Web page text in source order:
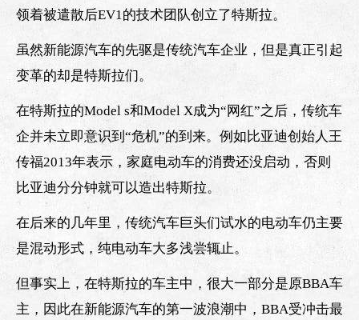
领着被遣散后EV1的技术团队创立了特斯拉。
虽然新能源汽车的先驱是传统汽车企业，但是真正引起
变革的却是特斯拉们。
在特斯拉的Model s和Model X成为“网红”之后，传统车
企并未立即意识到“危机”的到来。例如比亚迪创始人王
传福2013年表示，家庭电动车的消费还没启动，否则
比亚迪分分钟就可以造出特斯拉。
在后来的几年里，传统汽车巨头们试水的电动车仍主要
是混动形式，纯电动车大多浅尝辄止。
但事实上，在特斯拉的车主中，很大一部分是原BBA车
主，因此在新能源汽车的第一波浪潮中，BBA受冲击最